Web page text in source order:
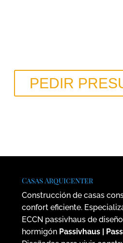
PEDIR
Casas Arquicenter
Construcción de casas
confort eficiente.
ECCN passivhaus de
hormigón Passivhaus |